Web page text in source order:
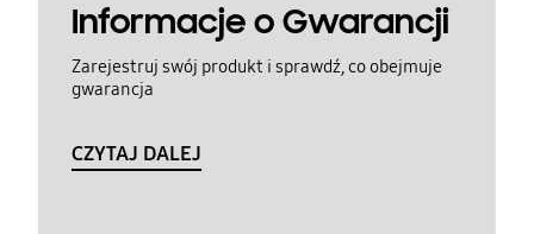
Informacje o Gwarancji
Zarejestruj swój produkt i sprawdź, co obejmuje
gwarancja
CZYTAJ DALEJ